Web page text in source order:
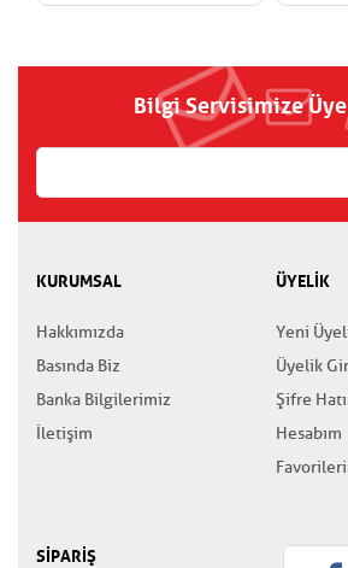
Bilgi Servisimize
KURUMSAL
Hakkımızda
Basında Biz
Banka Bilgilerimiz
İletişim
ÜYELİK
Yeni
Üyelik
Şifre
Hesabım
SİPARİŞ